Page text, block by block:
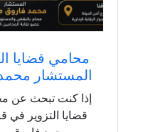
محامي قضايا
المستشار
إذا كنت تبحث
قضايا التزوير في